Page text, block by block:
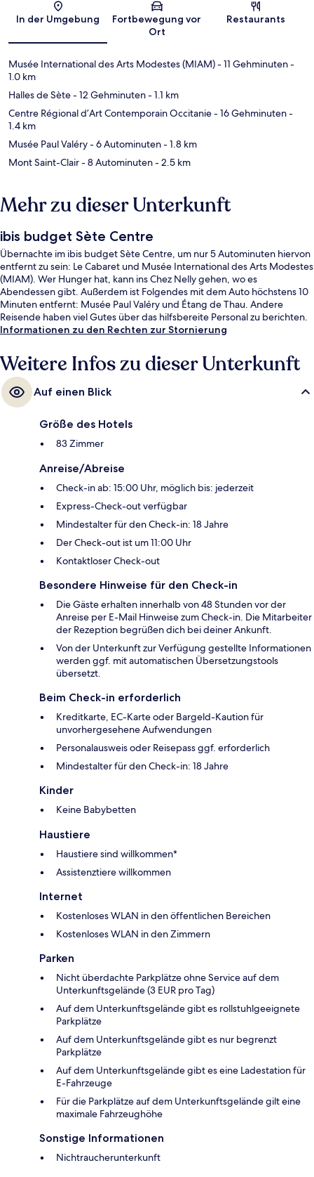
Karte
In der Umgebung
Fortbewegung vor
Ort
Restaurants
Musée International des Arts Modestes (MIAM)- 11 Gehminuten-
1.0 km
Halles de Sète- 12 Gehminuten- 1.1 km
Centre Régional d’Art Contemporain Occitanie- 16 Gehminuten-
1.4 km
Musée Paul Valéry- 6 Autominuten- 1.8 km
Mont Saint-Clair- 8 Autominuten- 2.5 km
Mehr zu dieser Unterkunft
ibis budget Sète Centre
Übernachte im ibis budget Sète Centre, um nur 5 Autominuten hiervon
entfernt zu sein: Le Cabaret und Musée International des Arts Modestes
(MIAM). Wer Hunger hat, kann ins Chez Nelly gehen, wo es
Abendessen gibt. Außerdem ist Folgendes mit dem Auto höchstens 10
Minuten entfernt: Musée Paul Valéry und Étang de Thau. Andere
Reisende haben viel Gutes über das hilfsbereite Personal zu berichten.
Informationen zu den Rechten zur Stornierung
Weitere Infos zu dieser Unterkunft
Auf einen Blick
Größe des Hotels
83 Zimmer
Anreise/Abreise
Check-in ab: 15:00 Uhr, möglich bis: jederzeit
Express-Check-out verfügbar
Mindestalter für den Check-in: 18 Jahre
Der Check-out ist um 11:00 Uhr
Kontaktloser Check-out
Besondere Hinweise für den Check-in
Die Gäste erhalten innerhalb von 48 Stunden vor der
Anreise per E-Mail Hinweise zum Check-in. Die Mitarbeiter
der Rezeption begrüßen dich bei deiner Ankunft.
Von der Unterkunft zur Verfügung gestellte Informationen
werden ggf. mit automatischen Übersetzungstools
übersetzt.
Beim Check-in erforderlich
Kreditkarte, EC-Karte oder Bargeld-Kaution für
unvorhergesehene Aufwendungen
Personalausweis oder Reisepass ggf. erforderlich
Mindestalter für den Check-in: 18 Jahre
Kinder
Keine Babybetten
Haustiere
Haustiere sind willkommen*
Assistenztiere willkommen
Internet
Kostenloses WLAN in den öffentlichen Bereichen
Kostenloses WLAN in den Zimmern
Parken
Nicht überdachte Parkplätze ohne Service auf dem
Unterkunftsgelände (3 EUR pro Tag)
Auf dem Unterkunftsgelände gibt es rollstuhlgeeignete
Parkplätze
Auf dem Unterkunftsgelände gibt es nur begrenzt
Parkplätze
Auf dem Unterkunftsgelände gibt es eine Ladestation für
E-Fahrzeuge
Für die Parkplätze auf dem Unterkunftsgelände gilt eine
maximale Fahrzeughöhe
Sonstige Informationen
Nichtraucherunterkunft